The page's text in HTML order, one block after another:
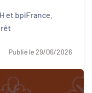
et bpiFrance.
Publié le 29/06/2026